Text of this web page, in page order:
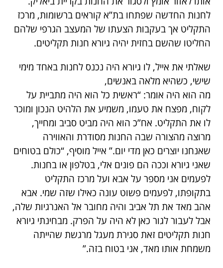
לחנות החדשה שפתחו בת”א קוראים ברשומות, מרכז
התקליט אך בעקבות הצעתו של המעצב הגרפי שלהם
החליטו שהשם בחזית יהיה גיורא חנות תקליטים.
שאלתי את אייל, לו גיורא היה נכנס לחנות באחד מימי
שישי, כשהיא מלאה באנשים,
מה הוא היה אומר: “ראשית כל הוא היה מתביית על
לקוח, מפצח את טעמו, משמיע את הלהיט הנכון ומוכר
לו את התקליט. אח”כ הוא היה מביט סביב ומחייך,
מרוצה מהצורה שבה החנות מסודרת והאווירה
שאנחנו יוצרים כאן מדי יום.” אייל מוסיף, “כולם בטוחים
שאני גיורא וככה הם פונים אלי, בטלפון או בחנות.
לפעמים אני מספר על אבא ועל מרכז התקליט
בתקופתו, לפעמים פשוט עונה כאילו שזה שמי. אבא
אהב מאד את תל אביב והיה מחובר אל האנרגיות שלה,
אבל לעבור לגור כאן לא היה על הפרק. מבחינתי גיורא
חנות תקליטים זאת סגירת מעגל מרגשת שהייתה
משמחת אותו מאד, אני בטוח בזה.”